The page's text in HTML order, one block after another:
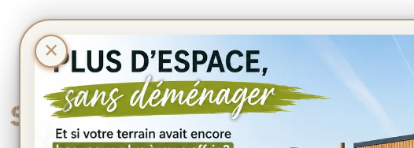
STUDIO DE JARDIN LE JARDIN DE L’EPICURIEN
×